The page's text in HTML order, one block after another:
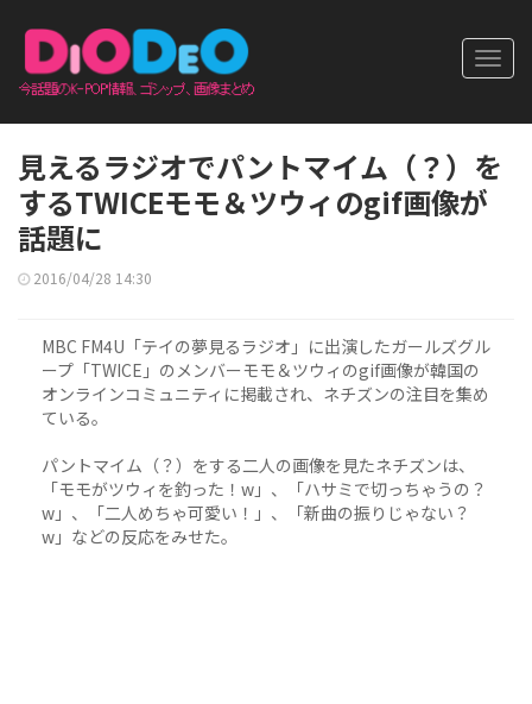
見えるラジオでパントマイム（？）を
するTWICEモモ＆ツウィのgif画像が
話題に
2016/04/28 14:30
MBC FM4U「テイの夢見るラジオ」に出演したガールズグル
ープ「TWICE」のメンバーモモ＆ツウィのgif画像が韓国の
オンラインコミュニティに掲載され、ネチズンの注目を集め
ている。
パントマイム（？）をする二人の画像を見たネチズンは、
「モモがツウィを釣った！w」、「ハサミで切っちゃうの？
w」、「二人めちゃ可愛い！」、「新曲の振りじゃない？
w」などの反応をみせた。